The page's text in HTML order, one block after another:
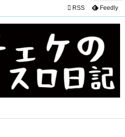
 RSS Feedly